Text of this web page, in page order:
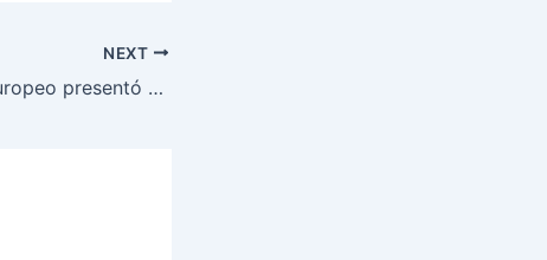
NEXT
Un consorcio europeo presentó un proyecto de robótica espacial avanzada